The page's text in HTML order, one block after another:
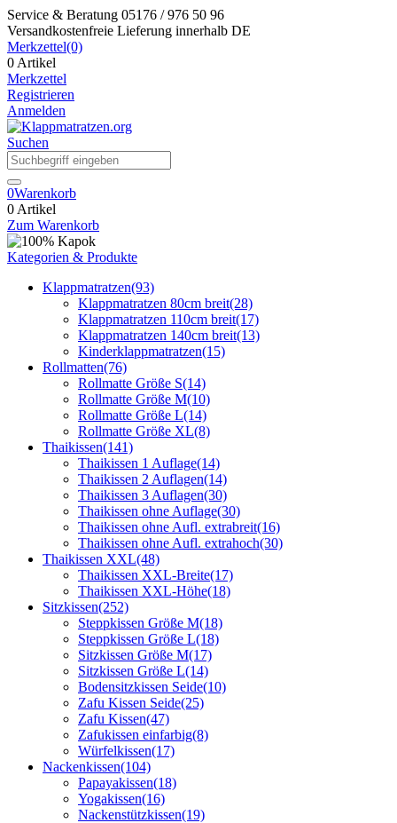
Service & Beratung 05176 / 976 50 96
Versandkostenfreie Lieferung innerhalb DE
Merkzettel(0)
0 Artikel
Merkzettel
Registrieren
Anmelden
Suchen
0Warenkorb
0 Artikel
Zum Warenkorb
Kategorien & Produkte
Klappmatratzen(93)
Klappmatratzen 80cm breit(28)
Klappmatratzen 110cm breit(17)
Klappmatratzen 140cm breit(13)
Kinderklappmatratzen(15)
Rollmatten(76)
Rollmatte Größe S(14)
Rollmatte Größe M(10)
Rollmatte Größe L(14)
Rollmatte Größe XL(8)
Thaikissen(141)
Thaikissen 1 Auflage(14)
Thaikissen 2 Auflagen(14)
Thaikissen 3 Auflagen(30)
Thaikissen ohne Auflage(30)
Thaikissen ohne Aufl. extrabreit(16)
Thaikissen ohne Aufl. extrahoch(30)
Thaikissen XXL(48)
Thaikissen XXL-Breite(17)
Thaikissen XXL-Höhe(18)
Sitzkissen(252)
Steppkissen Größe M(18)
Steppkissen Größe L(18)
Sitzkissen Größe M(17)
Sitzkissen Größe L(14)
Bodensitzkissen Seide(10)
Zafu Kissen Seide(25)
Zafu Kissen(47)
Zafukissen einfarbig(8)
Würfelkissen(17)
Nackenkissen(104)
Papayakissen(18)
Yogakissen(16)
Nackenstützkissen(19)